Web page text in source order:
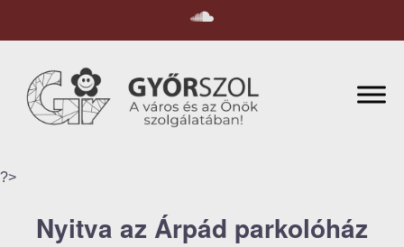
?>
Nyitva az Árpád parkolóház